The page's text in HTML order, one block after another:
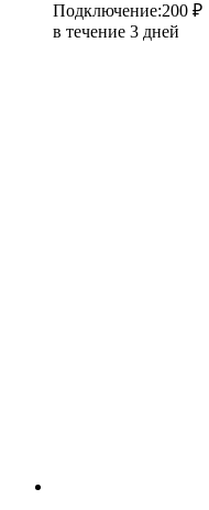
Подключение:200 ₽
в течение 3 дней